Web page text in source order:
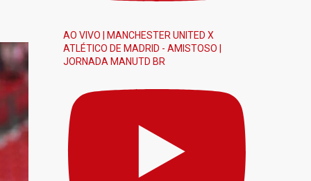
AO VIVO | MANCHESTER UNITED X
ATLÉTICO DE MADRID - AMISTOSO |
JORNADA MANUTD BR